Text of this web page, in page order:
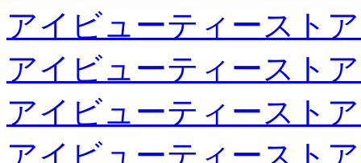
アイビューティースト
アイビューティースト
アイビューティースト
アイビューティースト